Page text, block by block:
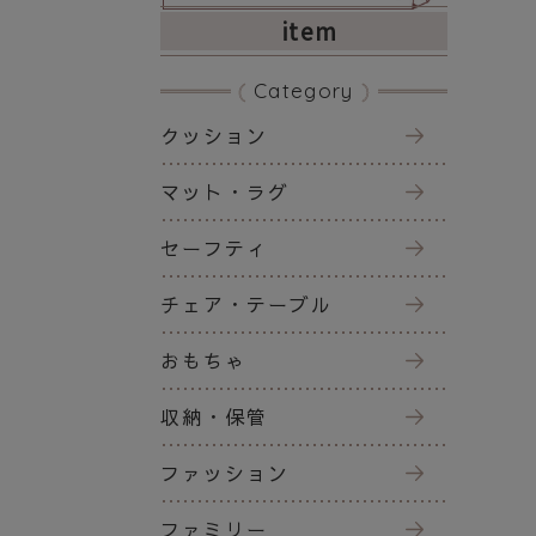
item
Category
クッション
マット・ラグ
セーフティ
チェア・テーブル
おもちゃ
収納・保管
ファッション
ファミリー